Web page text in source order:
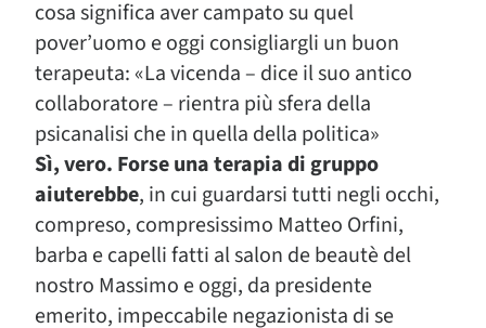
cosa significa aver campato su quel
pover’uomo e oggi consigliargli un buon
terapeuta: «La vicenda – dice il suo antico
collaboratore – rientra più sfera della
psicanalisi che in quella della politica»
Sì, vero. Forse una terapia di gruppo
aiuterebbe, in cui guardarsi tutti negli occhi,
compreso, compresissimo Matteo Orfini,
barba e capelli fatti al salon de beautè del
nostro Massimo e oggi, da presidente
emerito, impeccabile negazionista di se